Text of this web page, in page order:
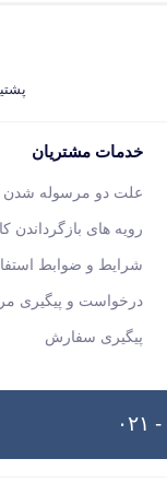
خدمات مشتریان
علت دو مرسوله
رویه های بازگرداندن
شرایط و ضوابط
درخواست و پیگیری
پیگیری سفارش